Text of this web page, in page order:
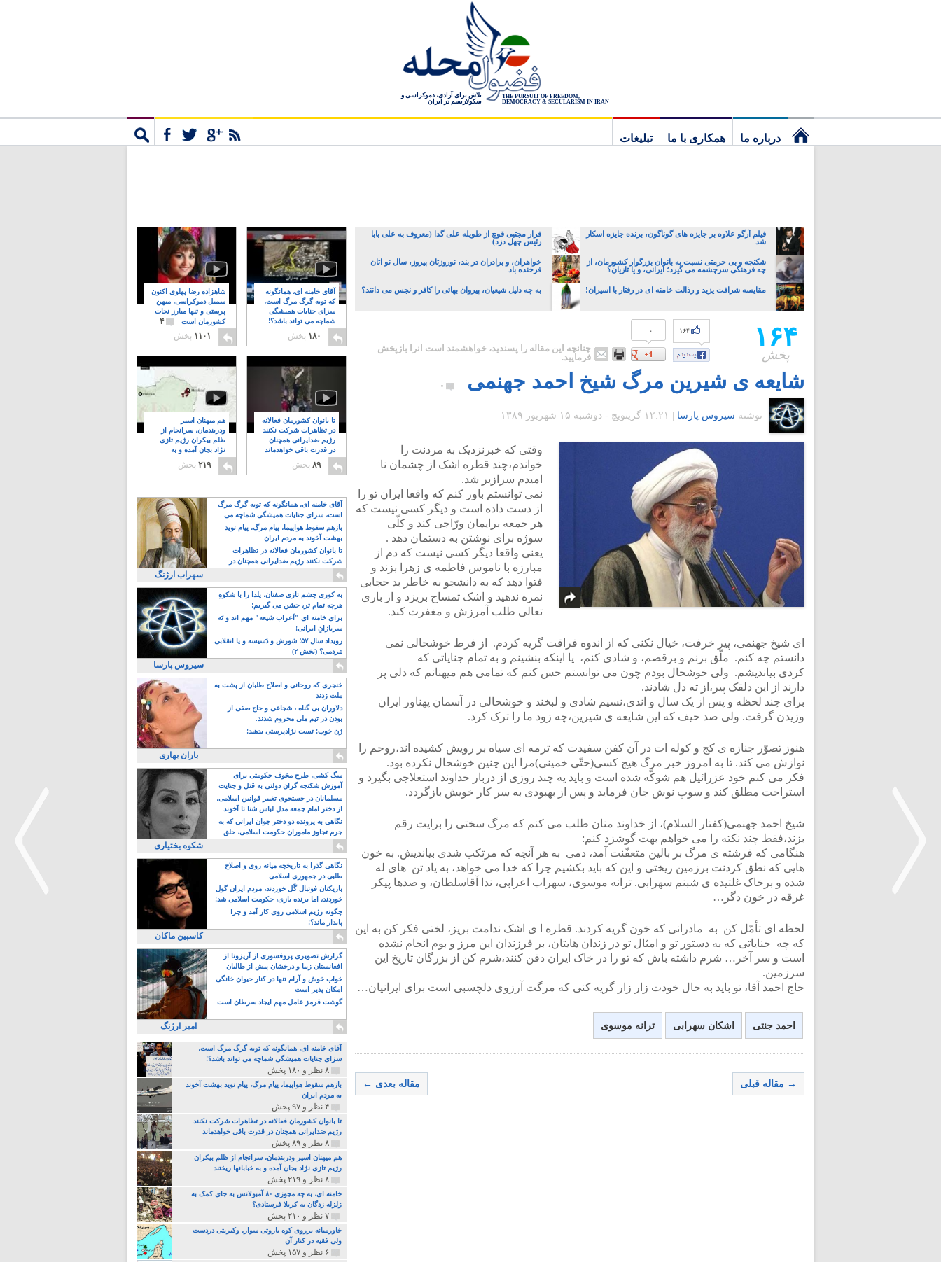
THE PURSUIT OF FREEDOM,
DEMOCRACY & SECULARISM IN IRAN
تلاش برای آزادی، دموکراسی و
سکولاریسم در ایران
درباره ما همکاری با ما
تبلیغات
فیلم آرگو علاوه بر جایزه های گوناگون، برنده جایزه اسکار
شد
فرار مجتبی قوچ از طویله علی گدا (معروف به علی بابا
رئیس چهل دزد)
شکنجه و بی حرمتی نسبت به بانوان بزرگوار کشورمان، از
چه فرهنگی سرچشمه می گیرد؛ ایرانی، و یا تازیان؟
خواهران، و برادران در بند، نوروزتان پیروز، سال نو اتان
فرخنده باد
مقایسه شرافت یزید و رذالت خامنه ای در رفتار با اسیران! به چه دلیل شیعیان، پیروان بهائی را کافر و نجس می دانند؟
۱۶۴
پخش
۰ ۱۶۴
چنانچه این مقاله را پسندید، خواهشمند است آنرا بازپخش
فرمایید.
شایعه ی شیرین مرگ شیخ احمد جهنمی ۰
نوشته سیروس پارسا ۱۲:۲۱ گرينويچ - دوشنبه ۱۵ شهریور ۱۳۸۹
وقتی که خبرنزدیک به مردنت را
خواندم،چند قطره اشک از چشمان نا
امیدم سرازیر شد.
نمی توانستم باور کنم که واقعا ایران تو را
از دست داده است و دیگر کسی نیست که
هر جمعه برایمان ورّاجی کند و کلّی
سوژه برای نوشتن به دستمان دهد .
یعنی واقعا دیگر کسی نیست که دم از
مبارزه با ناموس فاطمه ی زهرا بزند و
فتوا دهد که به دانشجو به خاطر بد حجابی
نمره ندهید و اشک تمساح بریزد و از باری
تعالی طلب آمرزش و مغفرت کند.
ای شیخ جهنمی، پیر خرفت، خیال نکنی که از اندوه فراقت گریه کردم. از فرط خوشحالی نمی
دانستم چه کنم. ملّق بزنم و برقصم، و شادی کنم، یا اینکه بنشینم و به تمام جنایاتی که
کردی بیاندیشم. ولی خوشحال بودم چون می توانستم حس کنم که تمامی هم میهنانم که دلی پر
دارند از این دلقک پیر،از ته دل شادند.
برای چند لحظه و پس از یک سال و اندی،نسیم شادی و لبخند و خوشحالی در آسمان پهناور ایران
وزیدن گرفت. ولی صد حیف که این شایعه ی شیرین،چه زود ما را ترک کرد.
هنوز تصوّر جنازه ی کج و کوله ات در آن کفن سفیدت که ترمه ای سیاه بر رویش کشیده اند،روحم را
نوازش می کند. تا به امروز خبر مرگ هیچ کسی(حتّی خمینی)مرا این چنین خوشحال نکرده بود.
فکر می کنم خود عزرائیل هم شوکّه شده است و باید یه چند روزی از دربار خداوند استعلاجی بگیرد و
استراحت مطلق کند و سوپ نوش جان فرماید و پس از بهبودی به سر کار خویش بازگردد.
شیخ احمد جهنمی(کفتار السلام)، از خداوند منان طلب می کنم که مرگ سختی را برایت رقم
بزند،فقط چند نکته را می خواهم بهت گوشزد کنم:
هنگامی که فرشته ی مرگ بر بالین متعفّنت آمد، دمی به هر آنچه که مرتکب شدی بیاندیش. به خون
هایی که نطق کردنت برزمین ریختی و این که باید بکشیم چرا که خدا می خواهد، به یاد تن های له
شده و برخاک غلتیده ی شبنم سهرابی. ترانه موسوی، سهراب اعرابی، ندا آقاسلطان، و صدها پیکر
غرقه در خون دگر…
لحظه ای تأمّل کن به مادرانی که خون گریه کردند. قطره ا ی اشک ندامت بریز، لختی فکر کن به این
که چه جنایاتی که به دستور تو و امثال تو در زندان هایتان، بر فرزندان این مرز و بوم انجام نشده
است و سر آخر… شرم داشته باش که تو را در خاک ایران دفن کنند،شرم کن از بزرگان تاریخ این
سرزمین.
حاج احمد آقا، تو باید به حال خودت زار زار گریه کنی که مرگت آرزوی دلچسبی است برای ایرانیان…
احمد جنتی اشکان سهرابی ترانه موسوی
→ مقاله قبلی مقاله بعدی ←
شاهزاده رضا پهلوی اکنون
سمبل دموکراسی، میهن
پرستی و تنها مبارز نجات
کشورمان است
۴
۱۱۰۱ پخش
آقای خامنه ای، همانگونه
که توبه گرگ مرگ است،
سزای جنایات همیشگی
شماچه می تواند باشد؟!
۸
۱۸۰ پخش
هم میهنان اسیر
ودربندمان، سرانجام از
ظلم بیکران رژیم تازی
نژاد بجان آمده و به
۲۱۹ پخش
تا بانوان کشورمان فعالانه
در تظاهرات شرکت نکنند
رژیم ضدایرانی همچنان
در قدرت باقی خواهدماند
۸
۸۹ پخش
آقای خامنه ای، همانگونه که توبه گرگ مرگ
است، سزای جنایات همیشگی شماچه می
تواند باشد؟!
بازهم سقوط هواپیما، پیام مرگ، پیام نوید
بهشت آخوند به مردم ایران
تا بانوان کشورمان فعالانه در تظاهرات
شرکت نکنند رژیم ضدایرانی همچنان در
قدرت باقی خواهدماند
سهراب ارژنگ
به کوری چشم تازی صفتان، یلدا را با شکوهِ
هرچه تمام تر، جشن می گیریم!
برای خامنه ای "اَعراب شیعه" مهم اند و نَه
سربازانِ ایرانی!
رویداد سال ۵۷؛ شورش و دَسیسه و یا انقلابی
مَردمی؟ (بَخش ۲)
سیروس پارسا
خنجری که روحانی و اصلاح طلبان از پشت به
ملت زدند
دلاوران بی گناه ، شجاعی و حاج صفی از
بودن در تیم ملی محروم شدند.
ژن خوب! تست نژادپرستی بدهید!
باران بهاری
سگ کشی، طرح مخوف حکومتی برای
آموزش شکنجه گران دولتی به قتل و جنایت
بیشتر
مسلمانان در جستجوی تغییر قوانین اسلامی،
از دختر امام جمعه مدل لباس شنا تا آخوند
مسلمان همجنسگرا!
نگاهی به پرونده دو دختر جوان ایرانی که به
جرم تجاوز ماموران حکومت اسلامی، حلق
آویز شدند!
شکوه بختیاری
نگاهی گذرا به تاریخچه میانه روی و اصلاح
طلبی در جمهوری اسلامی
بازیکنان فوتبال گًل خوردند، مردم ایران گول
خوردند، اما برنده بازی، حکومت اسلامی شد!
چگونه رژیم اسلامی روی کار آمد و چرا
پایدار ماند؟!
کاسپین ماکان
گزارش تصویری پروفسوری از آریزونا از
افغانستان زیبا و درخشان پیش از طالبان
خواب خوش و آرام تنها در کنار حیوان خانگی
امکان پذیر است
گوشت قرمز عامل مهم ایجاد سرطان است
امیر ارژنگ
آقای خامنه ای، همانگونه که توبه گرگ مرگ است،
سزای جنایات همیشگی شماچه می تواند باشد؟!
۸ نظر و ۱۸۰ پخش
بازهم سقوط هواپیما، پیام مرگ، پیام نوید بهشت آخوند
به مردم ایران
۴ نظر و ۹۷ پخش
تا بانوان کشورمان فعالانه در تظاهرات شرکت نکنند
رژیم ضدایرانی همچنان در قدرت باقی خواهدماند
۸ نظر و ۸۹ پخش
هم میهنان اسیر ودربندمان، سرانجام از ظلم بیکران
رژیم تازی نژاد بجان آمده و به خبابانها ریختند
۸ نظر و ۲۱۹ پخش
خامنه ای، به چه مجوزی ۸۰ آمبولانس به جای کمک به
زلزله زدگان به کربلا فرستادی؟
۷ نظر و ۲۱۰ پخش
خاورمیانه برروی کوه باروتی سوار، وکبریتی دردست
ولی فقیه در کنار آن
۶ نظر و ۱۵۷ پخش